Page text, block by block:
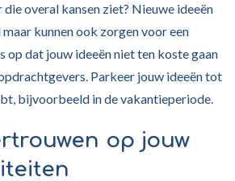
die overal kansen ziet? Nieuwe ideeën
maar kunnen ook zorgen voor een
op dat jouw ideeën niet ten koste gaan
Parkeer jouw ideeën tot
bijvoorbeeld in de vakantieperiode.
op jouw